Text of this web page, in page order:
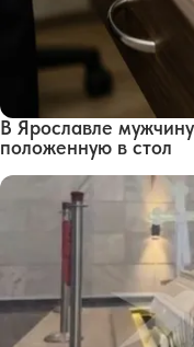
В Ярославле мужчину
положенную в стол